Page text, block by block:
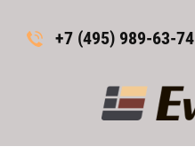
+7 (495) 989-63-74